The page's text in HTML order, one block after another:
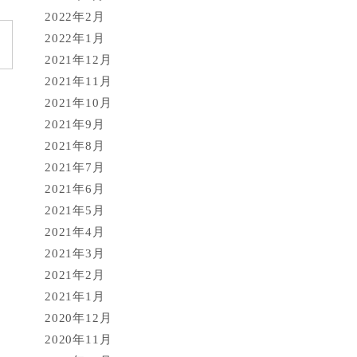
2022年2月
2022年1月
2021年12月
2021年11月
2021年10月
2021年9月
2021年8月
2021年7月
2021年6月
2021年5月
2021年4月
2021年3月
2021年2月
2021年1月
2020年12月
2020年11月